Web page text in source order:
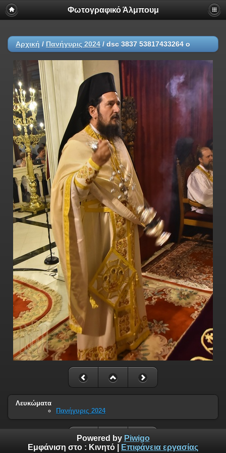
Φωτογραφικό Άλμπουμ
Αρχική / Πανήγυρις 2024 / dsc 3837 53817433264 o
Λευκώματα
Πανήγυρις 2024
Powered by Piwigo
Εμφάνιση στο : Κινητό Επιφάνεια εργασίας